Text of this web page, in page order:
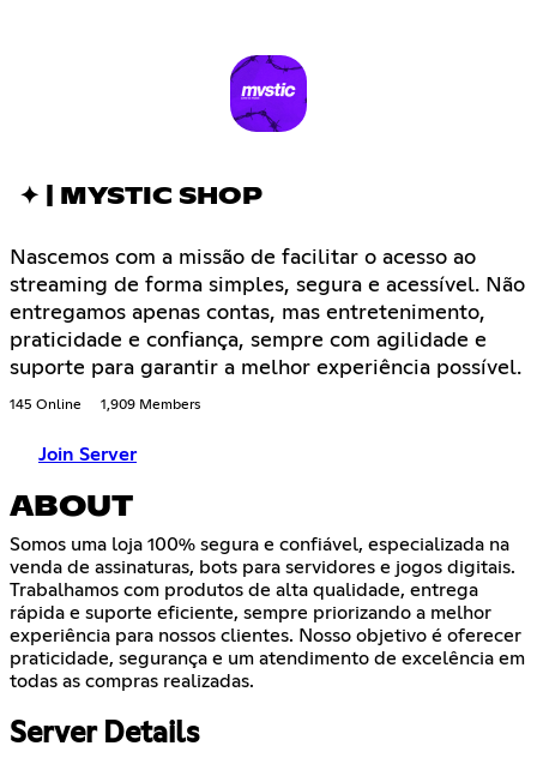
✦ | MYSTIC SHOP
Nascemos com a missão de facilitar o acesso ao
streaming de forma simples, segura e acessível. Não
entregamos apenas contas, mas entretenimento,
praticidade e confiança, sempre com agilidade e
suporte para garantir a melhor experiência possível.
145 Online 1,909 Members
Join Server
ABOUT
Somos uma loja 100% segura e confiável, especializada na
venda de assinaturas, bots para servidores e jogos digitais.
Trabalhamos com produtos de alta qualidade, entrega
rápida e suporte eficiente, sempre priorizando a melhor
experiência para nossos clientes. Nosso objetivo é oferecer
praticidade, segurança e um atendimento de excelência em
todas as compras realizadas.
Server Details